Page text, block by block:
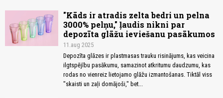
"Kāds ir atradis zelta bedri un pelna
3000% pelņu," ļaudis nikni par
depozīta glāžu ieviešanu pasākumos
11.aug 2025
Depozīta glāzes ir plastmasas trauku risinājums, kas veicina
ilgtspējību pasākumu, samazinot atkritumu daudzumu, kas
rodas no vienreiz lietojamo glāžu izmantošanas. Tiktāl viss
"skaisti un zaļi domājoši," bet...